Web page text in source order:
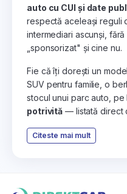
auto cu CUI și date
respectă aceleași reguli
intermediari ascunși,
„sponsorizat" și cine nu.
Fie că îți dorești un
SUV pentru familie, o
stocul unui parc auto, pe
potrivită — listată direct
Citeste mai mult